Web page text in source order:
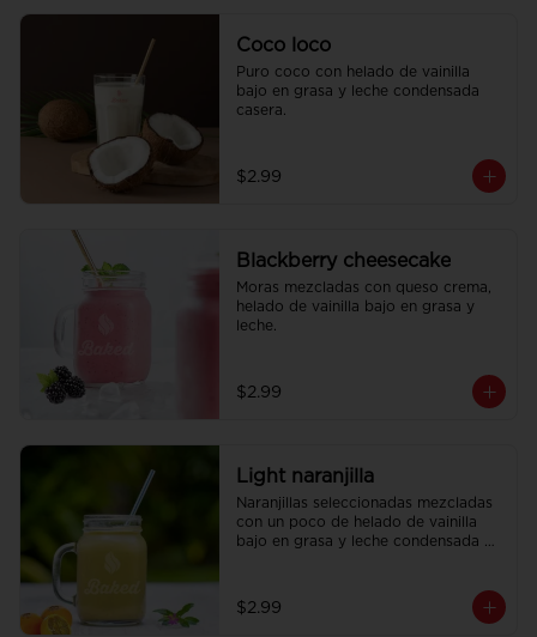
Coco loco
Puro coco con helado de vainilla
bajo en grasa y leche condensada
casera.
$2.99
Blackberry cheesecake
Moras mezcladas con queso crema,
helado de vainilla bajo en grasa y
leche.
$2.99
Light naranjilla
Naranjillas seleccionadas mezcladas
con un poco de helado de vainilla
bajo en grasa y leche condensada
$2.99